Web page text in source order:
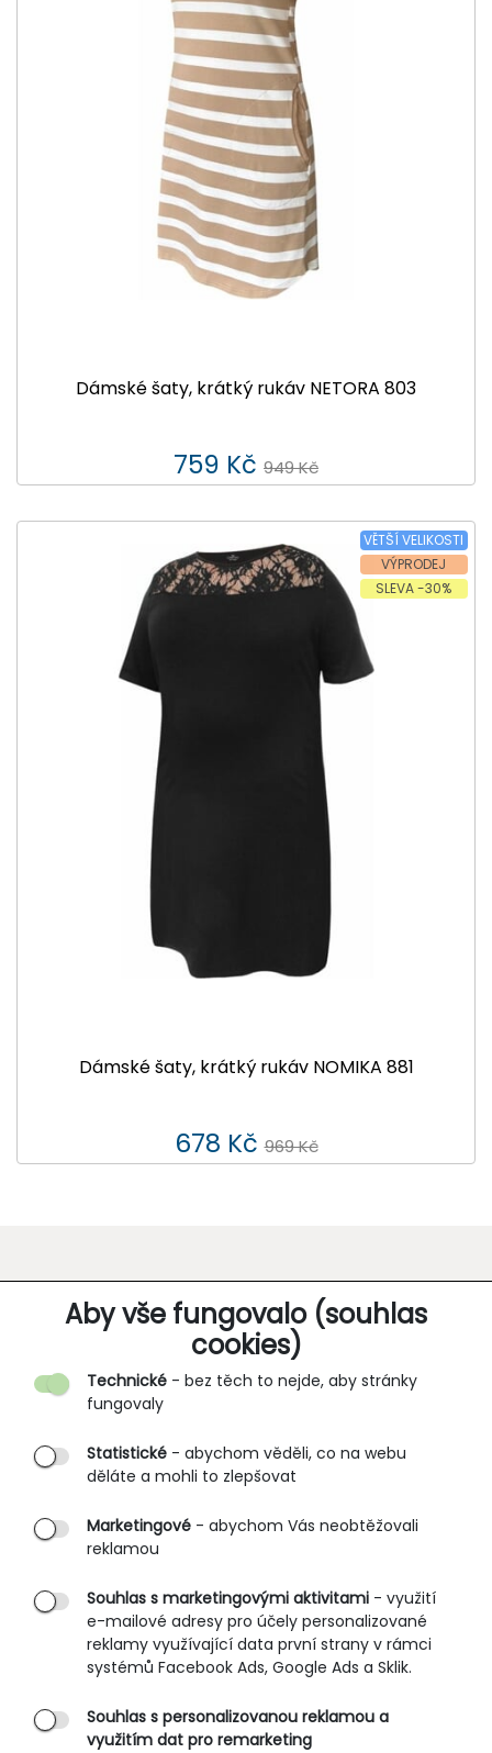
Aby vše fungovalo (souhlas
cookies)
Technické - bez těch to nejde, aby stránky
fungovaly
Statistické - abychom věděli, co na webu
děláte a mohli to zlepšovat
Marketingové - abychom Vás neobtěžovali
reklamou
Souhlas s marketingovými aktivitami - využití
e-mailové adresy pro účely personalizované
reklamy využívající data první strany v rámci
systémů Facebook Ads, Google Ads a Sklik.
Souhlas s personalizovanou reklamou a
využitím dat pro remarketing
Dámské šaty, krátký rukáv NETORA 803
759 Kč 949 Kč
VĚTŠÍ VELIKOSTI
VÝPRODEJ
SLEVA -30%
Dámské šaty, krátký rukáv NOMIKA 881
678 Kč 969 Kč
O SPOLEČNOSTI
O nás
Partnerské prodejny
B2B vstup
PRŮVODCE NAKUPOVÁNÍM
Obchodní podmínky
Rozměrové tabulky
Způsoby doručení
Ochrana osobních údajů
SLUŽBY ZÁKAZNÍKŮM